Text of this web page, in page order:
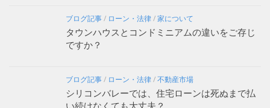
ブログ記事/ ローン・法律/家について
タウンハウスとコンドミニアムの違いをご存じ
ですか？
ブログ記事/ ローン・法律/不動産市場
シリコンバレーでは、住宅ローンは死ぬまで払
い続けなくても大丈夫？